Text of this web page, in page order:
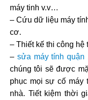
máy tinh v.v…
– Cứu dữ liệu máy
cơ.
– Thiết kế thi công hệ
– sửa máy tính quận
chúng tôi sẽ được
phục mọi sự cố máy
nhà. Tiết kiệm thời